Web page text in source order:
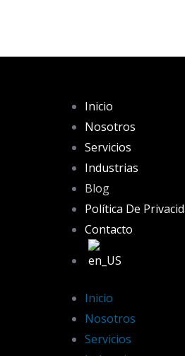
Inicio
Nosotros
Servicios
Industrias
Blog
Política De
Contacto
Inicio
Nosotros
Servicios